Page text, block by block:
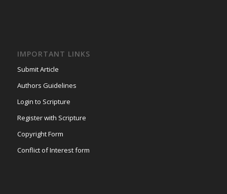
IMPORTANT LINKS
Submit Article
Authors Guidelines
Login to Scripture
Register with Scripture
Copyright Form
Conflict of Interest form